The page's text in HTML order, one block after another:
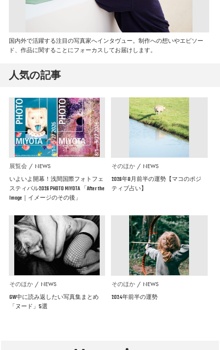
国内外で活躍する注目の写真家へインタヴュー。制作への想いやエピソー
ド、作品に関することにフォーカスしてお届けします。
人気の記事
展覧会 NEWS
いよいよ開幕！浅間国際フォトフェ
スティバル2026 PHOTO MIYOTA 「After the
Image｜イメージのその後」
そのほか NEWS
2026年8月前半の運勢【マコのポジ
ティブ占い】
そのほか NEWS
GW中に読み返したい写真集まとめ
「ヌード」5選
そのほか NEWS
2024年前半の運勢